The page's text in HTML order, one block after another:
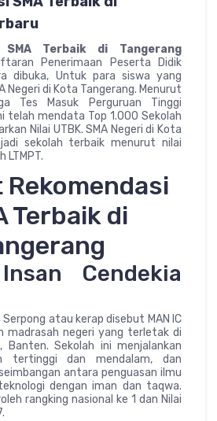
SMA Terbaik di Tangerang
Penerimaan Peserta Didik
dibuka, Untuk para siswa yang
Negeri di Kota Tangerang. Menurut
Tes Masuk Perguruan Tinggi
telah mendata Top 1.000 Sekolah
Nilai UTBK. SMA Negeri di Kota
sekolah terbaik menurut nilai
LTMPT.
Terbaik di
Cendekia
Serpong atau kerap disebut MAN IC
madrasah negeri yang terletak di
Banten. Sekolah ini menjalankan
tertinggi dan mendalam, dan
antara penguasan ilmu
dengan iman dan taqwa.
rangking nasional ke 1 dan Nilai